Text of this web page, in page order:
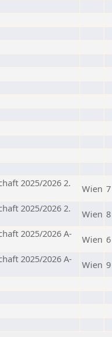
2025/2026 2.
Wien 7
2025/2026 2.
Wien 8
2025/2026 A-
Wien 6
2025/2026 A-
Wien 9